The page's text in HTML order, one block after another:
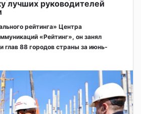
лучших руководителей
рейтинга» Центра
«Рейтинг», он занял
глав 88 городов страны за июнь-